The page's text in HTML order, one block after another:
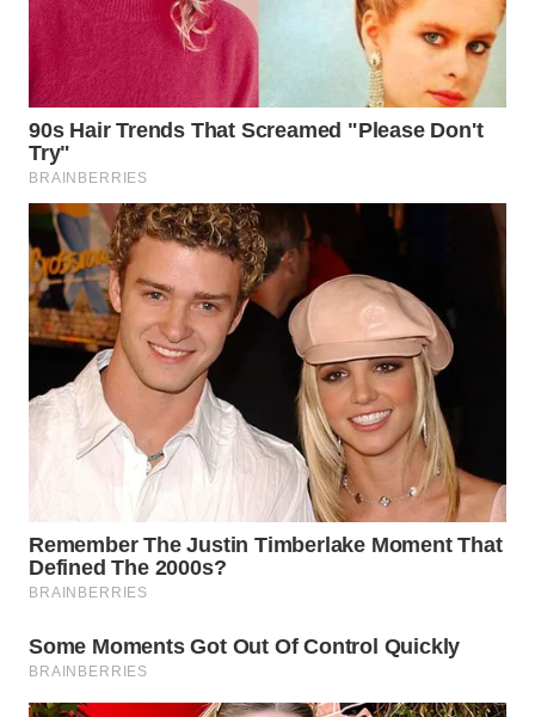
WN
DAIRI
WN
DANAU
TOBA
WN
NIAS
WN
LANGKAT
WN
TAPANULI
WN
TANJUNG
LESUNG
WN
KARO